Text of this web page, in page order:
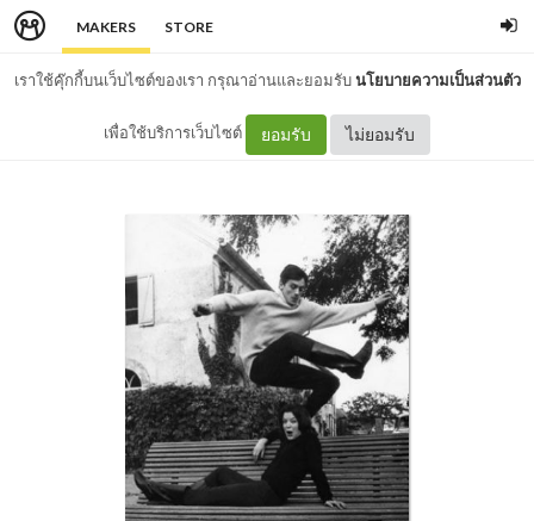
MAKERS STORE
เราใช้คุ๊กกี้บนเว็บไซต์ของเรา กรุณาอ่านและยอมรับนโยบายความเป็นส่วนตัว
เพื่อใช้บริการเว็บไซต์ ยอมรับ ไม่ยอมรับ